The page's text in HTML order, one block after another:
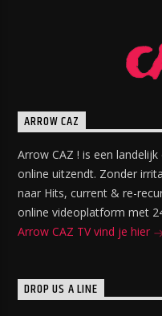
ARROW CAZ
Arrow CAZ ! is een
online uitzendt. Zonder
naar Hits, current & re-
online videoplatform met
Arrow CAZ TV vind je hier
DROP US A LINE